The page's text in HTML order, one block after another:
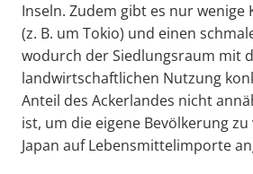
Inseln. Zudem gibt es nur wenige
(z. B. um Tokio) und einen
wodurch der Siedlungsraum mit
landwirtschaftlichen Nutzung
Anteil des Ackerlandes nicht
ist, um die eigene Bevölkerung
Japan auf Lebensmittelimporte